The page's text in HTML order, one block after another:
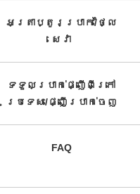
អត្រាប្តូរប្រាក់/ថ្លៃ
សេវា​
ទទួលប្រាក់ផ្ញើពីក្រៅ
ប្រទេស/ផ្ញើប្រាក់ចេញ
FAQ